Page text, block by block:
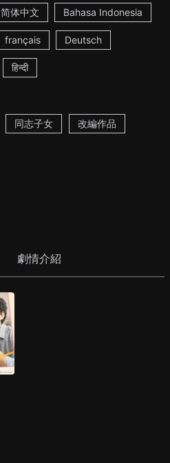
简体中文 Bahasa Indonesia
français Deutsch
हिन्दी
同志子女 改編作品
劇情介紹